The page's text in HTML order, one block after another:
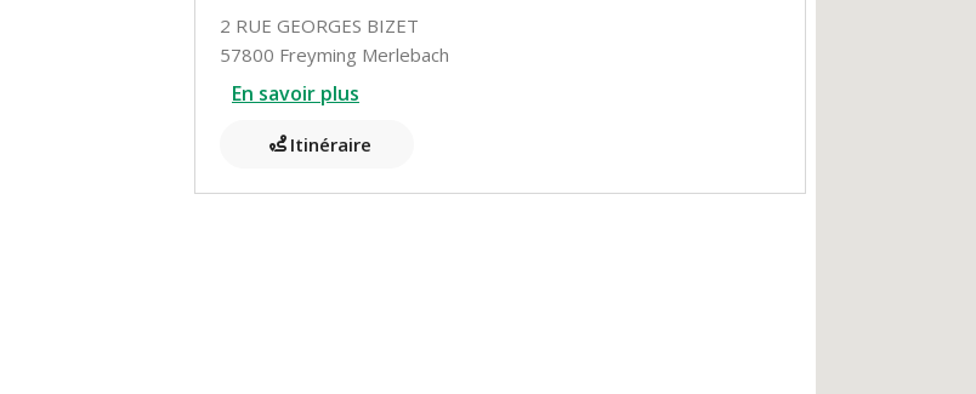
2 RUE GEORGES BIZET
57800 Freyming Merlebach
En savoir plus
Itinéraire